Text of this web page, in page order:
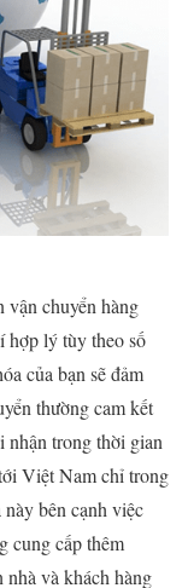
chuyển hàng
hợp lý tùy theo số
của bạn sẽ đảm
thường cam kết
nhận trong thời gian
Việt Nam chỉ trong
bên cạnh việc
cung cấp thêm
nhà và khách hàng